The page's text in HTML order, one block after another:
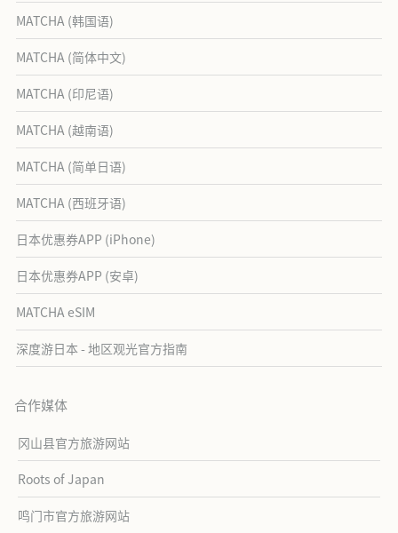
MATCHA (韩国语)
MATCHA (简体中文)
MATCHA (印尼语)
MATCHA (越南语)
MATCHA (简单日语)
MATCHA (西班牙语)
日本优惠券APP (iPhone)
日本优惠券APP (安卓)
MATCHA eSIM
深度游日本 - 地区观光官方指南
合作媒体
冈山县官方旅游网站
Roots of Japan
鸣门市官方旅游网站